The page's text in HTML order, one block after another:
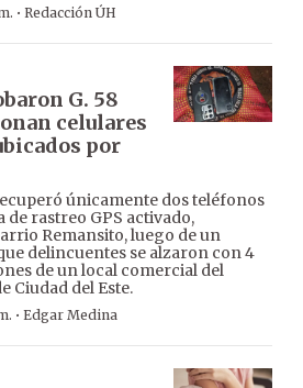
· Redacción ÚH
G. 58
celulares
por
únicamente dos teléfonos
de rastreo GPS activado,
Remansito, luego de un
delincuentes se alzaron con 4
de un local comercial del
Ciudad del Este.
· Edgar Medina